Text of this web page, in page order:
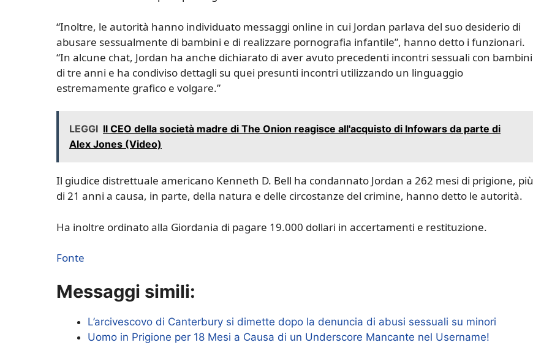
“Inoltre, le autorità hanno individuato messaggi online in cui Jordan parlava del suo desiderio di
abusare sessualmente di bambini e di realizzare pornografia infantile”, hanno detto i funzionari.
“In alcune chat, Jordan ha anche dichiarato di aver avuto precedenti incontri sessuali con bambini
di tre anni e ha condiviso dettagli su quei presunti incontri utilizzando un linguaggio
estremamente grafico e volgare.”
LEGGI Il CEO della società madre di The Onion reagisce all'acquisto di Infowars da parte di
Alex Jones (Video)
Il giudice distrettuale americano Kenneth D. Bell ha condannato Jordan a 262 mesi di prigione, più
di 21 anni a causa, in parte, della natura e delle circostanze del crimine, hanno detto le autorità.
Ha inoltre ordinato alla Giordania di pagare 19.000 dollari in accertamenti e restituzione.
Fonte
Messaggi simili:
L’arcivescovo di Canterbury si dimette dopo la denuncia di abusi sessuali su minori
Uomo in Prigione per 18 Mesi a Causa di un Underscore Mancante nel Username!